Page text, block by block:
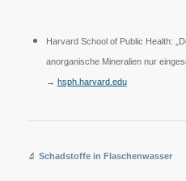
Harvard School of Public Health:
anorganische Mineralien nur
→ hsph.harvard.edu
🔬 Schadstoffe in Flaschenwasser